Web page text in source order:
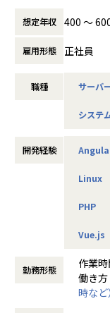
を歓迎しています。
【仕組みや制度は発
きっていない部分が
働くときは集中して
す。社員同士の
していたい方には
交流の場を企画でき
【業務の変更の範囲
会社の定める範囲
Webサービス、ITツ
└削減3：ー 「飲み
止。時間と費用のム
定。
社員への還元率は、
こともあります。
・単価80万円／単
・単価80万円／単
・単価80万円／
間
心に成長を続け、創
上場後は新規事業や
在グループ13社ま
ム事業に加え、マー
ております。
事業内容
企業のDX推進が急
Tエンジニアのリソ
ース提供までを一気
を実務レベルで活用
た取り組みを通じ
に貢献しています。
想定年収 400 〜
雇用形態 正社員
職種 サーバ
システ
開発経験
Linux
PHP
Vue.js
勤務形態
作業
働き方
時など）